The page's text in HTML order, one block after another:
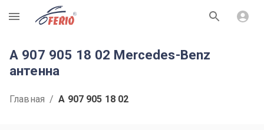
R
A 907 905 18 02 Mercedes-Benz
антенна
Главная / A 907 905 18 02